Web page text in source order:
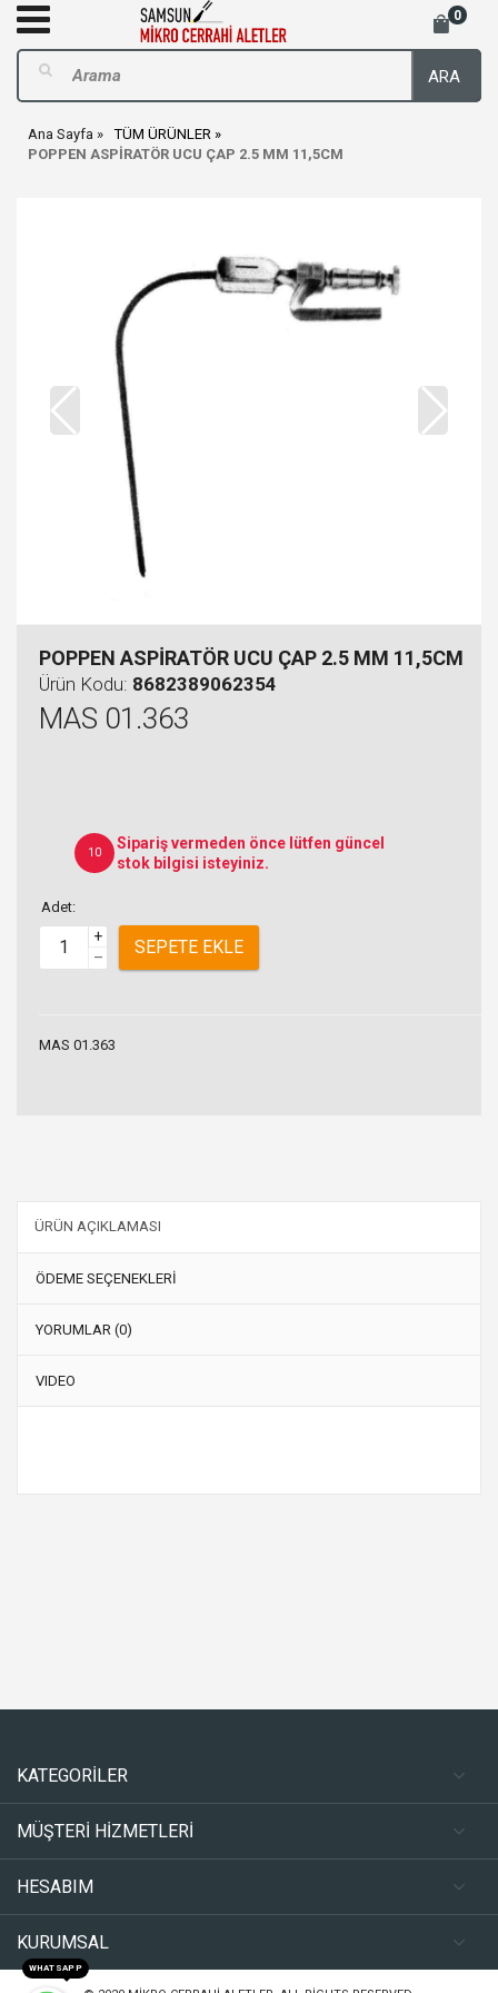
0
ARA
Ana Sayfa
TÜM ÜRÜNLER
POPPEN ASPİRATÖR UCU ÇAP 2.5 MM 11,5CM
POPPEN ASPİRATÖR UCU ÇAP 2.5 MM 11,5CM
Ürün Kodu: 8682389062354
MAS 01.363
10
Sipariş vermeden önce lütfen güncel
stok bilgisi isteyiniz.
Adet:
+
–
SEPETE EKLE
MAS 01.363
ÜRÜN AÇIKLAMASI
ÖDEME SEÇENEKLERİ
YORUMLAR (0)
VIDEO
KATEGORİLER
MÜŞTERİ HİZMETLERİ
HESABIM
KURUMSAL
WHATSAPP